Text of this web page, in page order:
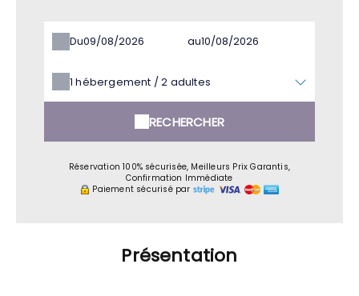
Du au
1hébergement /2 adultes
RECHERCHER
Réservation 100% sécurisée, Meilleurs Prix Garantis,
Confirmation Immédiate
Paiement sécurisé par
Présentation